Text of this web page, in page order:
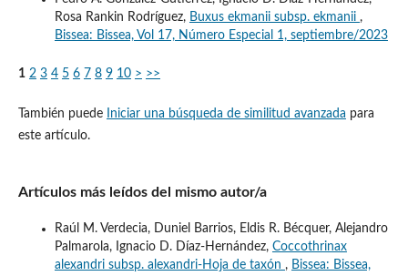
Rosa Rankin Rodríguez, Buxus ekmanii subsp. ekmanii ,
Bissea: Bissea, Vol 17, Número Especial 1, septiembre/2023
1 2 3 4 5 6 7 8 9 10 > >>
También puede Iniciar una búsqueda de similitud avanzada para
este artículo.
Artículos más leídos del mismo autor/a
Raúl M. Verdecia, Duniel Barrios, Eldis R. Bécquer, Alejandro
Palmarola, Ignacio D. Díaz-Hernández, Coccothrinax
alexandri subsp. alexandri-Hoja de taxón , Bissea: Bissea,